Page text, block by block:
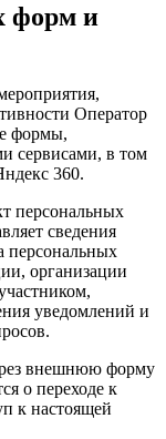
форм и
Оператор
формы,
сервисами, в том
360.
персональных
сведения
персональных
организации
уведомлений и
внешнюю форму
о переходе к
к настоящей